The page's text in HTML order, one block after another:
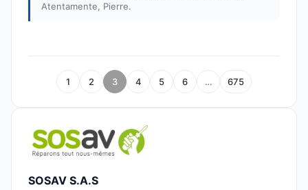
Atentamente, Pierre.
1 2 3 4 5 6 … 675
SOSAV S.A.S